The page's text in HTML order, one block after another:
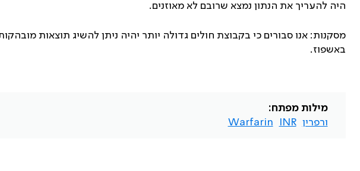
היה להעריך את הנתון נמצא שרובם לא מאוזנים.
מסקנות: אנו סבורים כי בקבוצת חולים גדולה יותר יהיה ניתן להשיג תוצאות
באשפוז.
מילות מפתח:
ורפרין INR
Warfarin